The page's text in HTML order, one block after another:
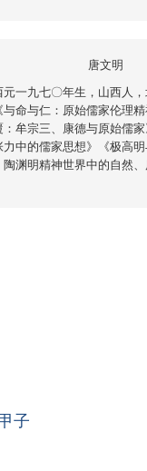
唐文明
一九七〇年生，山西人
命与仁：原始儒家伦理
牟宗三、康德与原始儒
中的儒家思想》《极高
渊明精神世界中的自然
子